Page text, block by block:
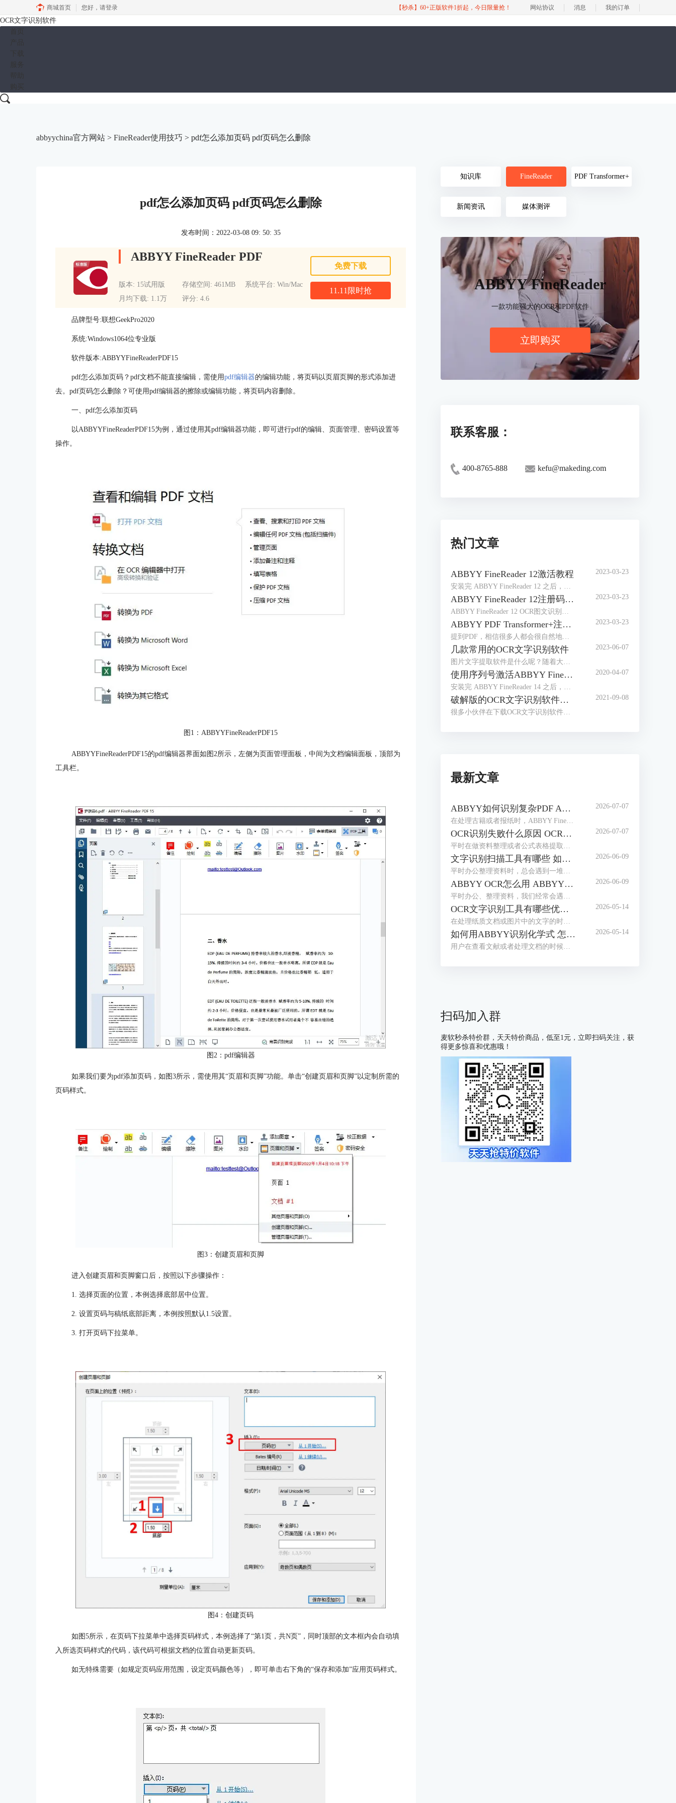
商城首页 您好， 请登录 【秒杀】60+正版软件1折起，今日限量抢！ 网站协议 消息 我的订单
OCR文字识别软件
abbyychina官方网站 > FineReader使用技巧 > pdf怎么添加页码 pdf页码怎么删除
pdf怎么添加页码 pdf页码怎么删除
发布时间：2022-03-08 09: 50: 35
ABBYY FineReader PDF
版本: 15试用版 存储空间: 461MB
系统平台: Win/Mac
月均下载: 1.1万
评分: 4.6
免费下载
11.11限时抢
品牌型号:联想GeekPro2020
系统:Windows1064位专业版
软件版本:ABBYYFineReaderPDF15
pdf怎么添加页码？pdf文档不能直接编辑，需使用pdf编辑器的编辑功能，将页码以页眉页脚的形式添加进
去。pdf页码怎么删除？可使用pdf编辑器的擦除或编辑功能，将页码内容删除。
一、pdf怎么添加页码
以ABBYYFineReaderPDF15为例，通过使用其pdf编辑器功能，即可进行pdf的编辑、页面管理、密码设置等
操作。
图1：ABBYYFineReaderPDF15
ABBYYFineReaderPDF15的pdf编辑器界面如图2所示，左侧为页面管理面板，中间为文档编辑面板，顶部为
工具栏。
图2：pdf编辑器
如果我们要为pdf添加页码，如图3所示，需使用其“页眉和页脚”功能。单击“创建页眉和页脚”以定制所需的
页码样式。
图3：创建页眉和页脚
进入创建页眉和页脚窗口后，按照以下步骤操作：
1. 选择页面的位置，本例选择底部居中位置。
2. 设置页码与稿纸底部距离，本例按照默认1.5设置。
3. 打开页码下拉菜单。
图4：创建页码
如图5所示，在页码下拉菜单中选择页码样式，本例选择了“第1页，共N页”，同时顶部的文本框内会自动填
入所选页码样式的代码，该代码可根据文档的位置自动更新页码。
如无特殊需要（如规定页码应用范围，设定页码颜色等），即可单击右下角的“保存和添加”应用页码样式。
知识库 FineReader PDF Transformer+
新闻资讯 媒体测评
ABBYY FineReader
一款功能强大的OCR和PDF软件
立即购买
联系客服：
400-8765-888 kefu@makeding.com
热门文章
ABBYY FineReader 12激活教程 2023-03-23
ABBYY FineReader 12注册码-激活码-序列号地址 2023-03-23
ABBYY PDF Transformer+注册码-激活码-序列号地址 2023-03-23
几款常用的OCR文字识别软件 2023-06-07
使用序列号激活ABBYY FineReader 14 2020-04-07
破解版的OCR文字识别软件，带来了太多安全问题 2021-09-08
最新文章
ABBYY如何识别复杂PDF ABBYY如何识别竖排繁体 2026-07-07
OCR识别失败什么原因 OCR识别如何保证位置正确 2026-07-07
文字识别扫描工具有哪些 如何文字识别扫描文件 2026-06-09
ABBYY OCR怎么用 ABBYY怎么修改PDF里面的文字 2026-06-09
OCR文字识别工具有哪些优点 OCR文字识别工具哪款最好用 2026-05-14
如何用ABBYY识别化学式 怎么用ABBYY识别数学公式 2026-05-14
扫码加入群
麦软秒杀特价群，天天特价商品，低至1元，立即扫码关注，获
得更多惊喜和优惠哦！